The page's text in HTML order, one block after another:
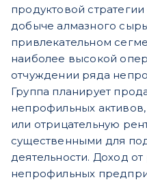
продуктовой
добыче алмазного
привлекательном
наиболее высокой
отчуждении ряда
Группа планирует
непрофильных
или отрицательную
существенными для
деятельности. Доход
непрофильных